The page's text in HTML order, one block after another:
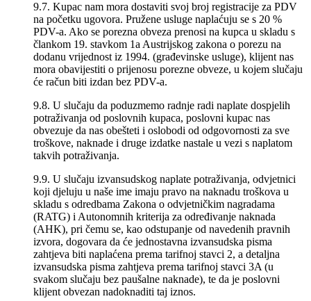
9.7. Kupac nam mora dostaviti svoj broj registracije za PDV
na početku ugovora. Pružene usluge naplaćuju se s 20 %
PDV-a. Ako se porezna obveza prenosi na kupca u skladu s
člankom 19. stavkom 1a Austrijskog zakona o porezu na
dodanu vrijednost iz 1994. (građevinske usluge), klijent nas
mora obavijestiti o prijenosu porezne obveze, u kojem slučaju
će račun biti izdan bez PDV-a.
9.8. U slučaju da poduzmemo radnje radi naplate dospjelih
potraživanja od poslovnih kupaca, poslovni kupac nas
obvezuje da nas obešteti i oslobodi od odgovornosti za sve
troškove, naknade i druge izdatke nastale u vezi s naplatom
takvih potraživanja.
9.9. U slučaju izvansudskog naplate potraživanja, odvjetnici
koji djeluju u naše ime imaju pravo na naknadu troškova u
skladu s odredbama Zakona o odvjetničkim nagradama
(RATG) i Autonomnih kriterija za određivanje naknada
(AHK), pri čemu se, kao odstupanje od navedenih pravnih
izvora, dogovara da će jednostavna izvansudska pisma
zahtjeva biti naplaćena prema tarifnoj stavci 2, a detaljna
izvansudska pisma zahtjeva prema tarifnoj stavci 3A (u
svakom slučaju bez paušalne naknade), te da je poslovni
klijent obvezan nadoknaditi taj iznos.